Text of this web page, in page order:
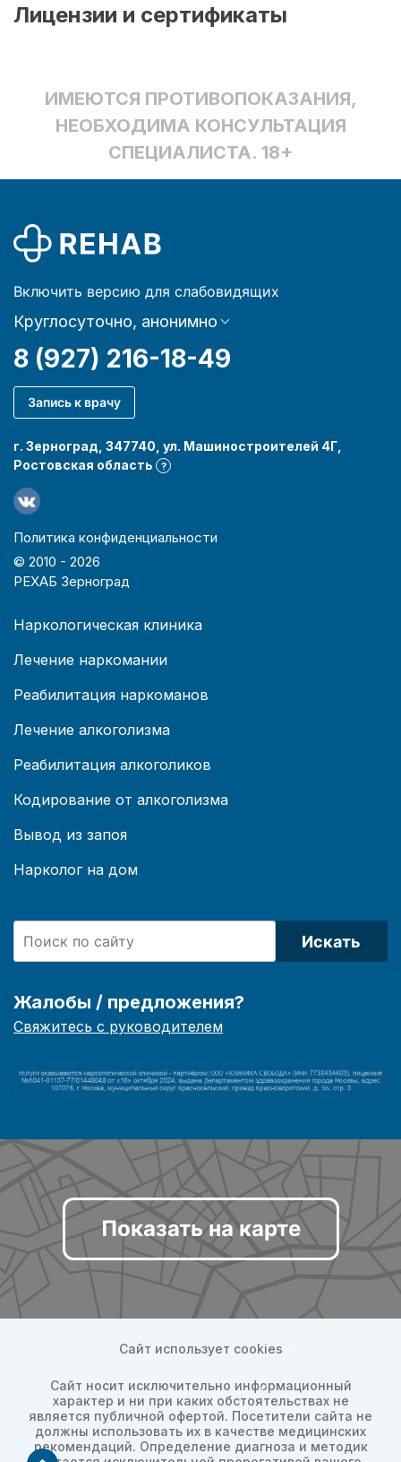
Лицензии и сертификаты
ИМЕЮТСЯ ПРОТИВОПОКАЗАНИЯ,
НЕОБХОДИМА КОНСУЛЬТАЦИЯ
СПЕЦИАЛИСТА. 18+
Включить версию для слабовидящих
Круглосуточно, анонимно
8 (927) 216-18-49
Запись к врачу
г. Зерноград, 347740, ул. Машиностроителей 4Г,
Ростовская область
?
Политика конфиденциальности
© 2010 - 2026
РЕХАБ Зерноград
Наркологическая клиника
Лечение наркомании
Реабилитация наркоманов
Лечение алкоголизма
Реабилитация алкоголиков
Кодирование от алкоголизма
Вывод из запоя
Нарколог на дом
Искать
Жалобы / предложения?
Свяжитесь с руководителем
Показать на карте
Сайт использует cookies
Сайт носит исключительно информационный
характер и ни при каких обстоятельствах не
является публичной офертой. Посетители сайта не
должны использовать их в качестве медицинских
рекомендаций. Определение диагноза и методик